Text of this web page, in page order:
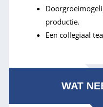
productie.
Een collegiaal
WAT